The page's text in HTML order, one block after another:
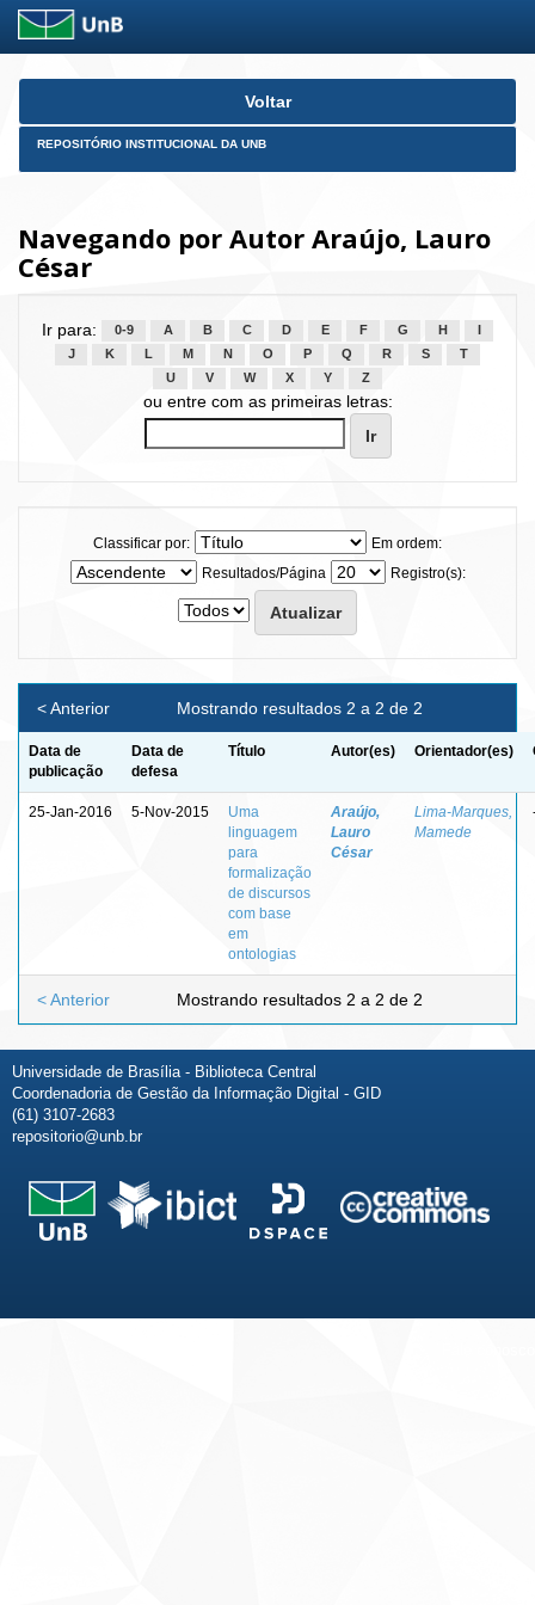
Skip
Voltar
REPOSITÓRIO INSTITUCIONAL DA UNB
Navegando por Autor Araújo, Lauro
César
Ir para: 0-9 A B C D E F G H
J
K L M N O P Q R S
T
U
V W X Y Z
ou entre com as primeiras letras:
Classificar por:
Em ordem:
Resultados/Página
Registro(s):
Mostrando resultados 2 a 2 de 2
< Anterior
Data de
publicação
Data de
defesa
Título Autor(es) Orientador(es)
25-Jan-2016 5-Nov-2015
Uma
linguagem
para
formalização
de discursos
com base
em
ontologias
Araújo,
Lauro
César
Lima-Marques,
Mamede
Mostrando resultados 2 a 2 de 2
< Anterior
Universidade de Brasília - Biblioteca Central
Coordenadoria de Gestão da Informação Digital - GID
(61) 3107-2683
repositorio@unb.br